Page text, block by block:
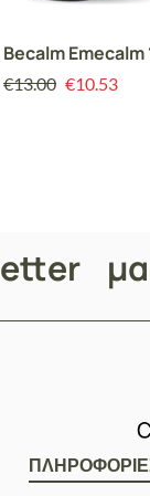
Becalm Emecalm
€13.00 €10.53